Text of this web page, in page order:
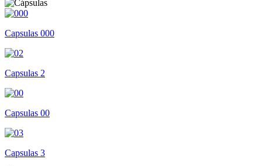
Capsulas 000
Capsulas 2
Capsulas 00
Capsulas 3